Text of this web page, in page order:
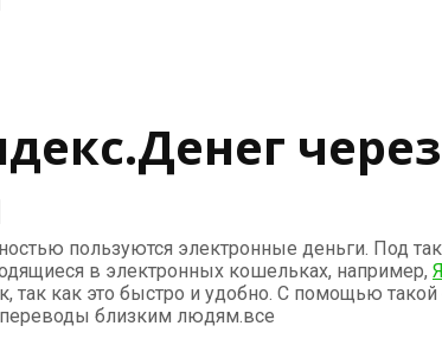
пользуются электронные деньги. Под
в электронных кошельках, например,
как это быстро и удобно. С помощью
близким людям.все